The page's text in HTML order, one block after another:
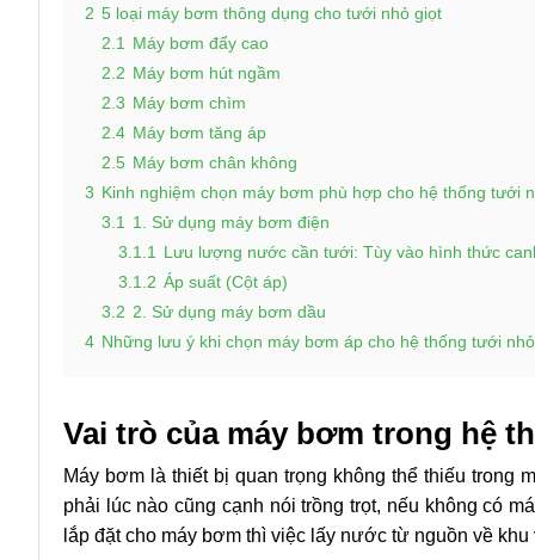
2 5 loại máy bơm thông dụng cho tưới nhỏ giọt
2.1
Máy bơm đẩy cao
2.2 Máy bơm hút ngầm
2.3 Máy bơm chìm
2.4 Máy bơm tăng áp
2.5 Máy bơm chân không
3 Kinh nghiệm chọn máy bơm phù hợp cho hệ thống tưới
3.1
1. Sử dụng máy bơm điện
3.1.1
Lưu lượng nước cần tưới: Tùy vào hình thức
3.1.2 Áp suất (Cột áp)
3.2 2. Sử dụng máy bơm dầu
4 Những lưu ý khi chọn máy bơm áp cho hệ thống tưới
Vai trò của máy bơm trong hệ
Máy bơm là thiết bị quan trọng không thể thiếu
phải lúc nào cũng cạnh nói trồng trọt, nếu không có
lắp đặt cho máy bơm thì việc lấy nước từ nguồn về